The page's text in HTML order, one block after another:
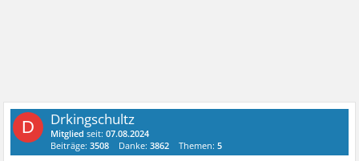
D Drkingschultz
Mitglied seit:07.08.2024
Beiträge:3508 Danke:3862 Themen:5